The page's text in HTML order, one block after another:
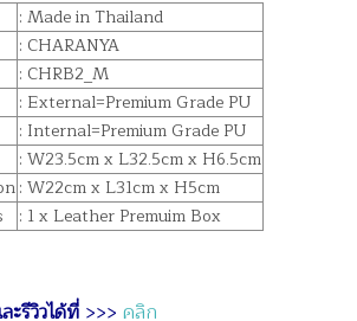
: Made in Thailand
: CHARANYA
: CHRB2_M
: External=Premium Grade PU
: Internal=Premium Grade PU
: W23.5cm x L32.5cm x H6.5cm
: W22cm x L31cm x H5cm
: 1 x Leather Premuim Box
ะรีวิวได้ที่ >>> คลิก